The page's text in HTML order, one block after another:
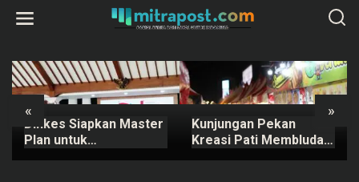
« »
Dinkes Siapkan Master
Plan untuk
Kunjungan Pekan
Kreasi Pati Membludak,